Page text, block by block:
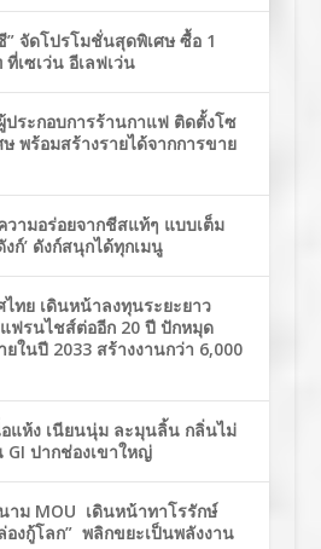
” จัดโปรโมชั่นสุดพิเศษ ซื้อ 1
เซเว่น อีเลฟเว่น
ประกอบการร้านกาแฟ ติดตั้งโซ
พร้อมสร้างรายได้จากการขาย
ามอร่อยจากชีสแท้ๆ แบบเต็ม
ก์’ ดังก์สนุกได้ทุกเมนู
ทย เดินหน้าลงทุนระยะยาว
ฟรนไชส์ต่ออีก 20 ปี ปักหมุด
ในปี 2033 สร้างงานกว่า 6,000
แห้ง เนียนนุ่ม ละมุนลิ้น กลิ่นไม่
GI ปากช่องเขาใหญ่
ม MOU เดินหน้าทาโรรักษ์
องกู้โลก” พลิกขยะเป็นพลังงาน